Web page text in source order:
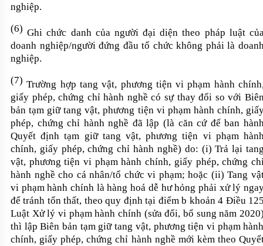
nghiệp.
(6) Ghi chức danh của người đại diện theo pháp luật
doanh nghiệp/người đứng đầu tổ chức không phải là
nghiệp.
(7) Trường hợp tang vật, phương tiện vi phạm hành
giấy phép, chứng chỉ hành nghề có sự thay đổi so với
bản tạm giữ tang vật, phương tiện vi phạm hành chính,
phép, chứng chỉ hành nghề đã lập (là căn cứ để ban
Quyết định tạm giữ tang vật, phương tiện vi phạm
chính, giấy phép, chứng chỉ hành nghề) do: (i) Trả lại
vật, phương tiện vi phạm hành chính, giấy phép, chứng
hành nghề cho cá nhân/tổ chức vi phạm; hoặc (ii) Tang
vi phạm hành chính là hàng hoá dễ hư hỏng phải xử lý
để tránh tổn thất, theo quy định tại điểm b khoản 4 Điều
Luật Xử lý vi phạm hành chính (sửa đổi, bổ sung năm
thì lập Biên bản tạm giữtang vật, phương tiện vi phạm
chính, giấy phép, chứng chỉ hành nghề mới kèm theo